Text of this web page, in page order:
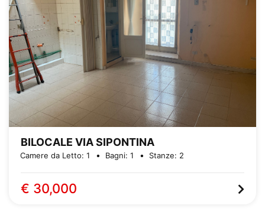
BILOCALE VIA SIPONTINA
Camere da Letto: 1 Bagni: 1 Stanze: 2
€ 30,000